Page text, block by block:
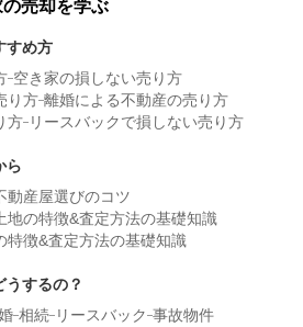
の売却を学ぶ
すめ方
空き家の損しない売り方
り方 離婚による不動産の売り方
方 リースバックで損しない売り方
ら
動産屋選びのコツ
地の特徴&査定方法の基礎知識
特徴&査定方法の基礎知識
うするの？
相続 リースバック 事故物件